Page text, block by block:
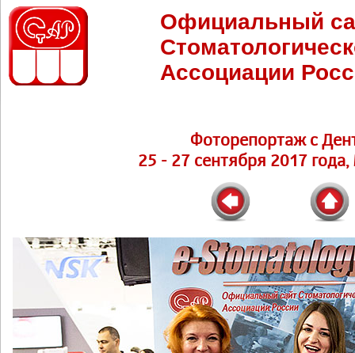
Официальный
Ассоциации
Фоторепортаж с
25 - 27 сентября 2017